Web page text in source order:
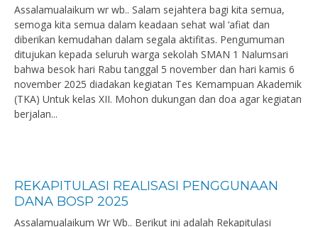
Assalamualaikum wr wb.. Salam sejahtera bagi kita semua,
semoga kita semua dalam keadaan sehat wal ‘afiat dan
diberikan kemudahan dalam segala aktifitas. Pengumuman
ditujukan kepada seluruh warga sekolah SMAN 1 Nalumsari
bahwa besok hari Rabu tanggal 5 november dan hari kamis 6
november 2025 diadakan kegiatan Tes Kemampuan Akademik
(TKA) Untuk kelas XII. Mohon dukungan dan doa agar kegiatan
berjalan...
REKAPITULASI REALISASI PENGGUNAAN
DANA BOSP 2025
Assalamualaikum Wr Wb.. Berikut ini adalah Rekapitulasi